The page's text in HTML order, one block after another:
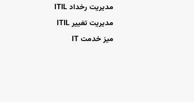
مدیریت رخداد ITIL
مدیریت تغییر ITIL
میز خدمت IT